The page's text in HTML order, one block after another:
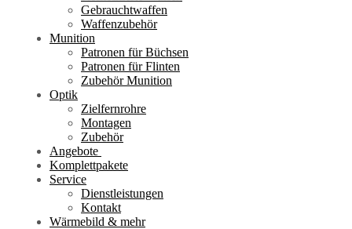
Gebrauchtwaffen
Waffenzubehör
Munition
Patronen für Büchsen
Patronen für Flinten
Zubehör Munition
Optik
Zielfernrohre
Montagen
Zubehör
Angebote
Komplettpakete
Service
Dienstleistungen
Kontakt
Wärmebild & mehr